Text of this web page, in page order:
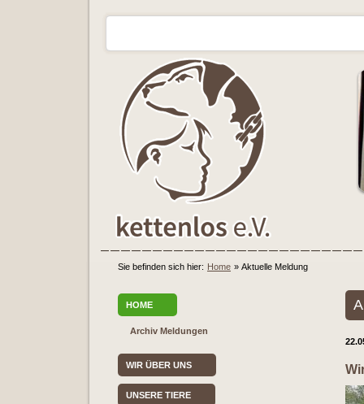
Sie befinden sich hier: Home » Aktuelle Meldung
HOME
Archiv Meldungen
WIR ÜBER UNS
UNSERE TIERE